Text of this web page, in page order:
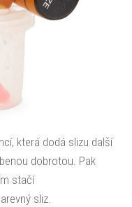
která dodá slizu další
dobrotou. Pak
stačí
sliz.